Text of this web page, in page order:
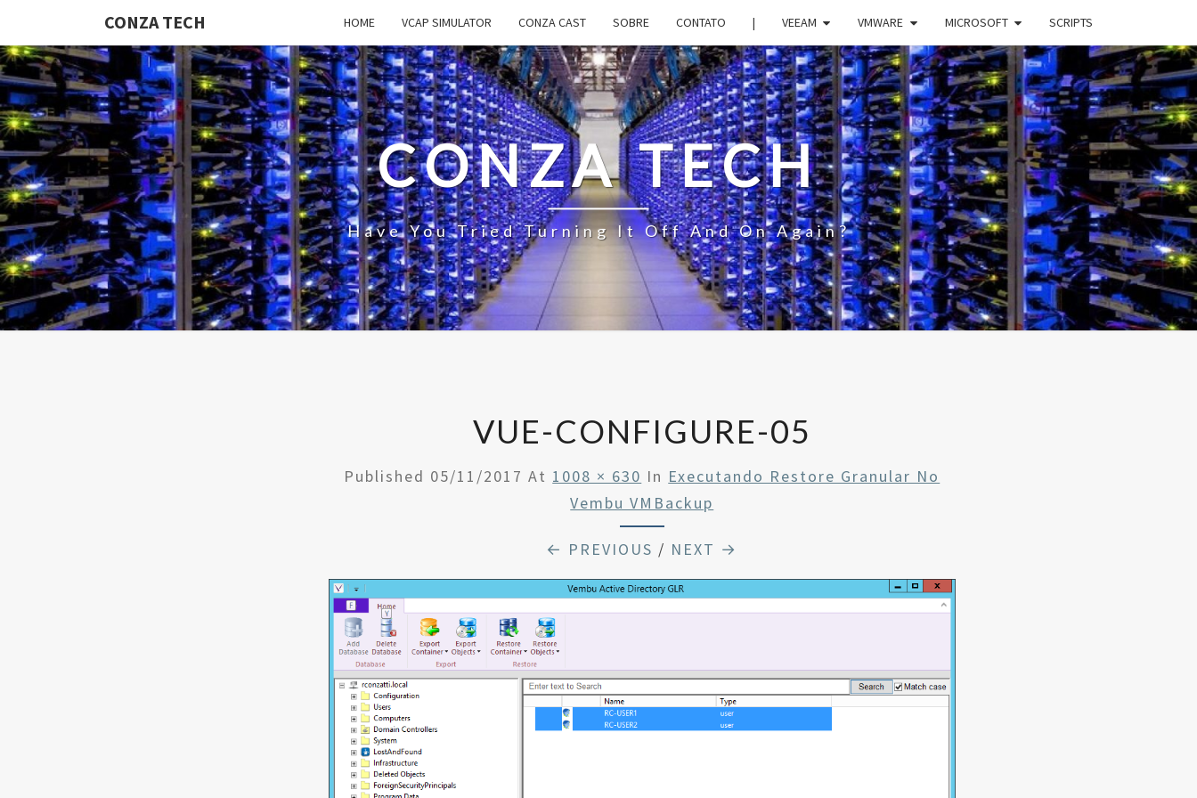
CONZA TECH HOME VCAP SIMULATOR CONZA CAST SOBRE CONTATO | VEEAM VMWARE MICROSOFT SCRIPTS
CONZA TECH
Have You Tried Turning It Off And On Again?
VUE-CONFIGURE-05
Published 05/11/2017 At 1008 × 630 In Executando Restore Granular No
Vembu VMBackup
← PREVIOUS / NEXT →